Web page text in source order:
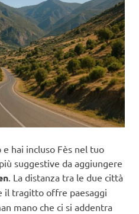
hai incluso Fès nel tuo
suggestive da aggiungere
. La distanza tra le due città
e il tragitto offre paesaggi
mano che ci si addentra